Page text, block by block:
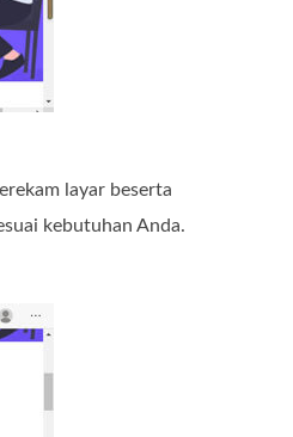
layar beserta
kebutuhan Anda.